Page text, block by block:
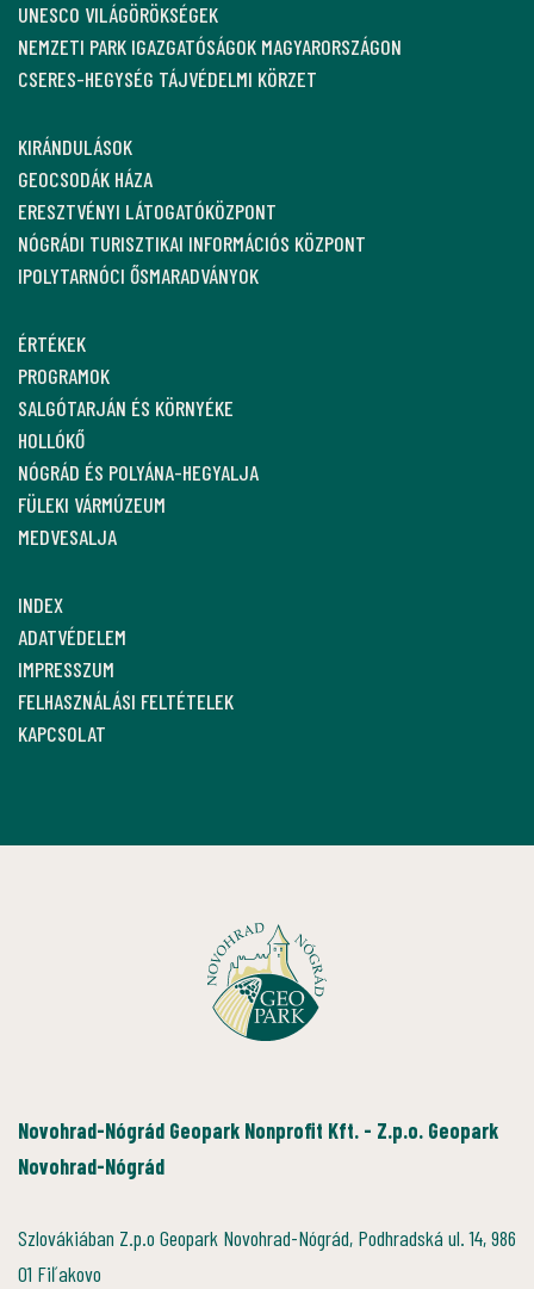
UNESCO VILÁGÖRÖKSÉGEK
NEMZETI PARK IGAZGATÓSÁGOK MAGYARORSZÁGON
CSERES-HEGYSÉG TÁJVÉDELMI KÖRZET
KIRÁNDULÁSOK
GEOCSODÁK HÁZA
ERESZTVÉNYI LÁTOGATÓKÖZPONT
NÓGRÁDI TURISZTIKAI INFORMÁCIÓS KÖZPONT
IPOLYTARNÓCI ŐSMARADVÁNYOK
ÉRTÉKEK
PROGRAMOK
SALGÓTARJÁN ÉS KÖRNYÉKE
HOLLÓKŐ
NÓGRÁD ÉS POLYÁNA-HEGYALJA
FÜLEKI VÁRMÚZEUM
MEDVESALJA
INDEX
ADATVÉDELEM
IMPRESSZUM
FELHASZNÁLÁSI FELTÉTELEK
KAPCSOLAT
Novohrad-Nógrád Geopark Nonprofit Kft. - Z.p.o. Geopark
Novohrad-Nógrád
Szlovákiában Z.p.o Geopark Novohrad-Nógrád, Podhradská ul. 14, 986
01 Fiľakovo